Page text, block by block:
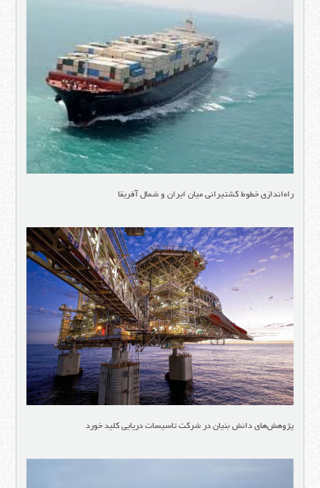
راه‌اندازی خطوط کشتیرانی میان ایران و شمال آفریقا
پژوهش‌های دانش بنیان در شرکت تاسیسات دریایی کلید خورد